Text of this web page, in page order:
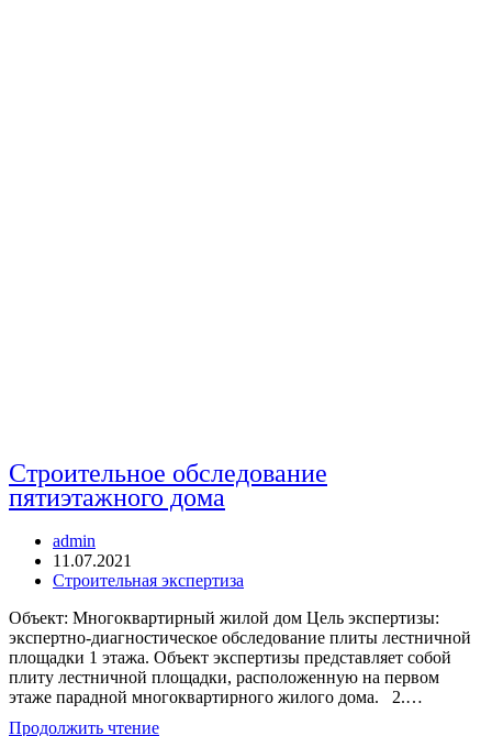
Строительное обследование
пятиэтажного дома
Автор
записи:
admin
Запись
опубликована:
11.07.2021
Рубрика
Строительная экспертиза
Объект: Многоквартирный жилой дом Цель экспертизы:
экспертно-диагностическое обследование плиты лестничной
площадки 1 этажа. Объект экспертизы представляет собой
плиту лестничной площадки, расположенную на первом
этаже парадной многоквартирного жилого дома. 2.…
Продолжить чтениеСтроительное